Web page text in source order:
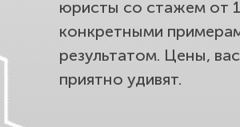
юристы со стажем от
конкретными
результатом. Цены, вас
приятно удивят.